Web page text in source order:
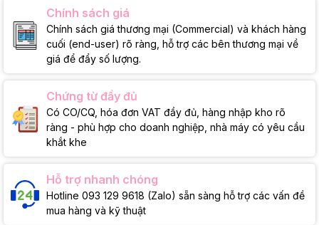
Chính sách giá
Chính sách giá thương mại (Commercial) và khách hàng
cuối (end-user) rõ ràng, hỗ trợ các bên thương mại về
giá để đẩy số lượng.
Chứng từ đầy đủ
Có CO/CQ, hóa đơn VAT đầy đủ, hàng nhập kho rõ
ràng - phù hợp cho doanh nghiệp, nhà máy có yêu cầu
khắt khe
Hỗ trợ nhanh chóng
Hotline 093 129 9618 (Zalo) sẵn sàng hỗ trợ các vấn đề
mua hàng và kỹ thuật